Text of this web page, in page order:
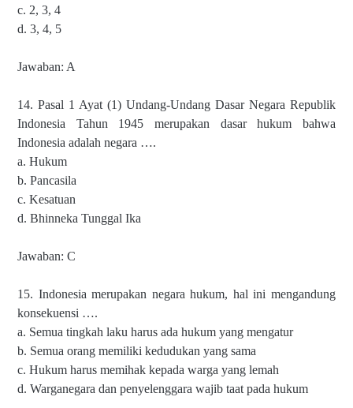
c. 2, 3, 4
d. 3, 4, 5
Jawaban: A
14. Pasal 1 Ayat (1) Undang-Undang Dasar Negara Republik
Indonesia Tahun 1945 merupakan dasar hukum bahwa
Indonesia adalah negara ….
a. Hukum
b. Pancasila
c. Kesatuan
d. Bhinneka Tunggal Ika
Jawaban: C
15. Indonesia merupakan negara hukum, hal ini mengandung
konsekuensi ….
a. Semua tingkah laku harus ada hukum yang mengatur
b. Semua orang memiliki kedudukan yang sama
c. Hukum harus memihak kepada warga yang lemah
d. Warganegara dan penyelenggara wajib taat pada hukum